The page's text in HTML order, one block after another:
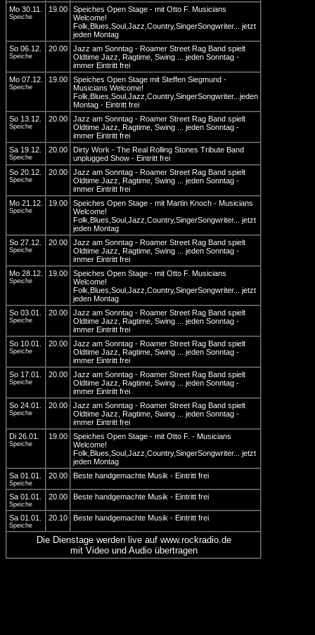
Mo 30.11.
Speiche
19.00
Speiches Open Stage - mit Otto F. Musicians
Welcome!
Folk,Blues,Soul,Jazz,Country,SingerSongwriter... jetzt
jeden Montag
So 06.12.
Speiche
20.00
Jazz am Sonntag - Roamer Street Rag Band spielt
Oldtime Jazz, Ragtime, Swing ... jeden Sonntag -
immer Eintritt frei
Mo 07.12.
Speiche
19.00
Speiches Open Stage mit Steffen Siegmund -
Musicians Welcome!
Folk,Blues,Soul,Jazz,Country,SingerSongwriter...jeden
Montag - Eintritt frei
So 13.12.
Speiche
20.00
Jazz am Sonntag - Roamer Street Rag Band spielt
Oldtime Jazz, Ragtime, Swing ... jeden Sonntag -
immer Eintritt frei
Sa 19.12.
Speiche
20.00
Dirty Work - The Real Rolling Stones Tribute Band
unplugged Show - Eintritt frei
So 20.12.
Speiche
20.00
Jazz am Sonntag - Roamer Street Rag Band spielt
Oldtime Jazz, Ragtime, Swing ... jeden Sonntag -
immer Eintritt frei
Mo 21.12.
Speiche
19.00
Speiches Open Stage - mit Martin Knoch - Musicians
Welcome!
Folk,Blues,Soul,Jazz,Country,SingerSongwriter... jetzt
jeden Montag
So 27.12.
Speiche
20.00
Jazz am Sonntag - Roamer Street Rag Band spielt
Oldtime Jazz, Ragtime, Swing ... jeden Sonntag -
immer Eintritt frei
Mo 28.12.
Speiche
19.00
Speiches Open Stage - mit Otto F. Musicians
Welcome!
Folk,Blues,Soul,Jazz,Country,SingerSongwriter... jetzt
jeden Montag
So 03.01.
Speiche
20.00
Jazz am Sonntag - Roamer Street Rag Band spielt
Oldtime Jazz, Ragtime, Swing ... jeden Sonntag -
immer Eintritt frei
So 10.01.
Speiche
20.00
Jazz am Sonntag - Roamer Street Rag Band spielt
Oldtime Jazz, Ragtime, Swing ... jeden Sonntag -
immer Eintritt frei
So 17.01.
Speiche
20.00
Jazz am Sonntag - Roamer Street Rag Band spielt
Oldtime Jazz, Ragtime, Swing ... jeden Sonntag -
immer Eintritt frei
So 24.01.
Speiche
20.00
Jazz am Sonntag - Roamer Street Rag Band spielt
Oldtime Jazz, Ragtime, Swing ... jeden Sonntag -
immer Eintritt frei
Di 26.01.
Speiche
19.00
Speiches Open Stage - mit Otto F. - Musicians
Welcome!
Folk,Blues,Soul,Jazz,Country,SingerSongwriter... jetzt
jeden Montag
Sa 01.01.
Speiche
20.00 Beste handgemachte Musik - Eintritt frei
Sa 01.01.
Speiche
20.00 Beste handgemachte Musik - Eintritt frei
Sa 01.01.
Speiche
20.10 Beste handgemachte Musik - Eintritt frei
Die Dienstage werden live auf www.rockradio.de
mit Video und Audio übertragen